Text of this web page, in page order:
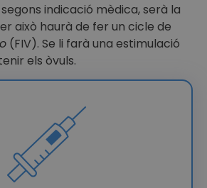
indicació mèdica, serà la
això haurà de fer un cicle de
(FIV). Se li farà una estimulació
els òvuls.